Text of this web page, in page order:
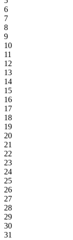
6
7
8
9
10
11
12
13
14
15
16
17
18
19
20
21
22
23
24
25
26
27
28
29
30
31